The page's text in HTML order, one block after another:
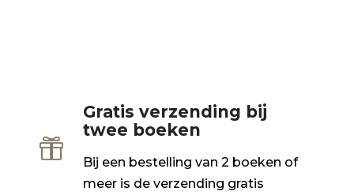

Gratis verzending bij
twee boeken
Bij een bestelling van 2 boeken of
meer is de verzending gratis